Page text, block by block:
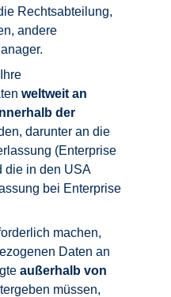
Rechtsabteilung,
andere
weltweit an
der
darunter an die
(Enterprise
die in den USA
bei Enterprise
machen,
Daten an
außerhalb von
müssen,